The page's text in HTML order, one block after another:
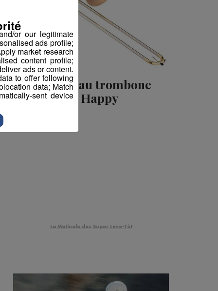
Reprise au trombone
de Happy
La Matinale des Super Lève-Tôt
or our legitimate
ads profile;
market research
content profile;
ads or content.
to offer following
data; Match
sent device